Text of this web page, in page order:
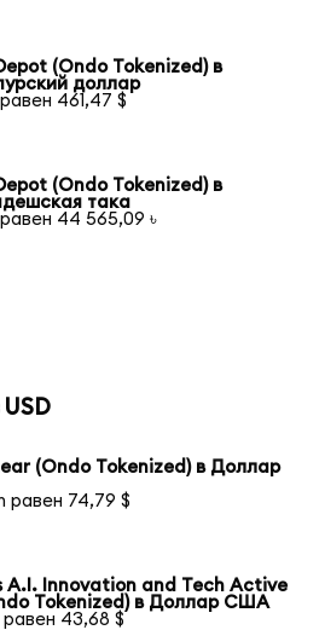
(Ondo Tokenized) в
доллар
461,47 $
(Ondo Tokenized) в
така
равен 44 565,09 ৳
(Ondo Tokenized) в Доллар
равен 74,79 $
A.I. Innovation and Tech Active
Tokenized) в Доллар США
равен 43,68 $